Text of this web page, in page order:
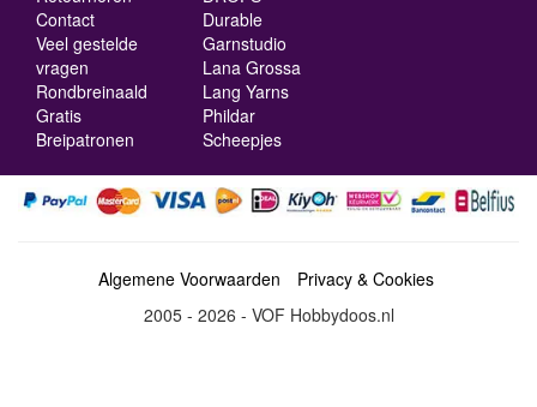
Contact
Veel gestelde
vragen
Rondbreinaald
Gratis
Breipatronen
Durable
Garnstudio
Lana Grossa
Lang Yarns
Phildar
Scheepjes
Algemene Voorwaarden
Privacy & Cookies
2005 - 2026 - VOF Hobbydoos.nl